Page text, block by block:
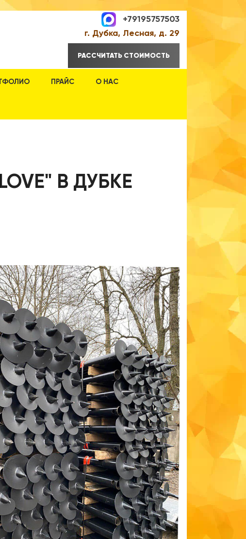
+79195757503
г. Дубка, Лесная, д. 29
РАССЧИТАТЬ СТОИМОСТЬ
ПРАЙС О НАС
В ДУБКЕ